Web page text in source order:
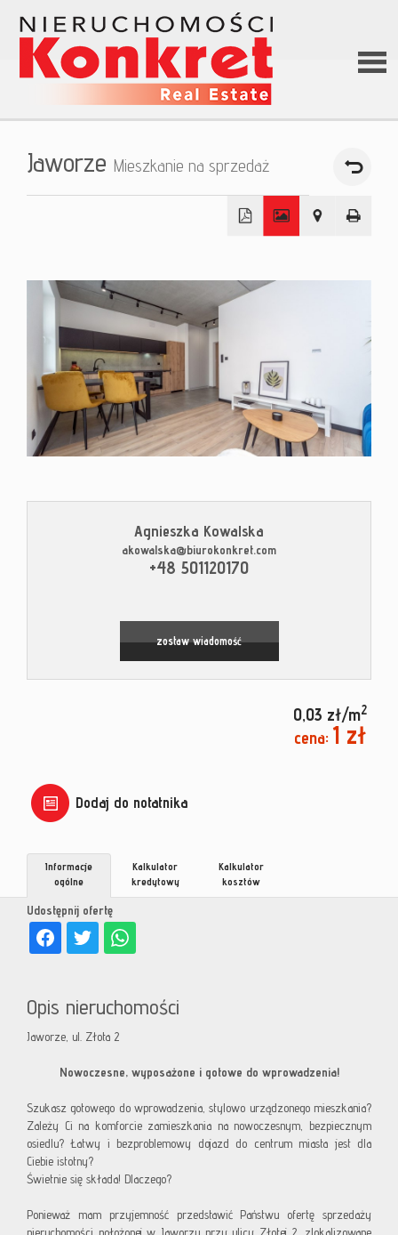
Blog
Jaworze Mieszkanie na sprzedaż
−
Agnieszka Kowalska
akowalska@biurokonkret.com
+48 501120170
zostaw wiadomość
0,03 zł/m2
cena: 1 zł
Dodaj do notatnika
Udostępnij ofertę
Informacje
ogólne
Kalkulator
kredytowy
Kalkulator
kosztów
Opis nieruchomości
Jaworze, ul. Złota 2
Nowoczesne, wyposażone i gotowe do wprowadzenia!
Szukasz gotowego do wprowadzenia, stylowo urządzonego mieszkania?
Zależy Ci na komforcie zamieszkania na nowoczesnym, bezpiecznym
osiedlu? Łatwy i bezproblemowy dojazd do centrum miasta jest dla
Ciebie istotny?
Świetnie się składa! Dlaczego?
Ponieważ mam przyjemność przedstawić Państwu ofertę sprzedaży